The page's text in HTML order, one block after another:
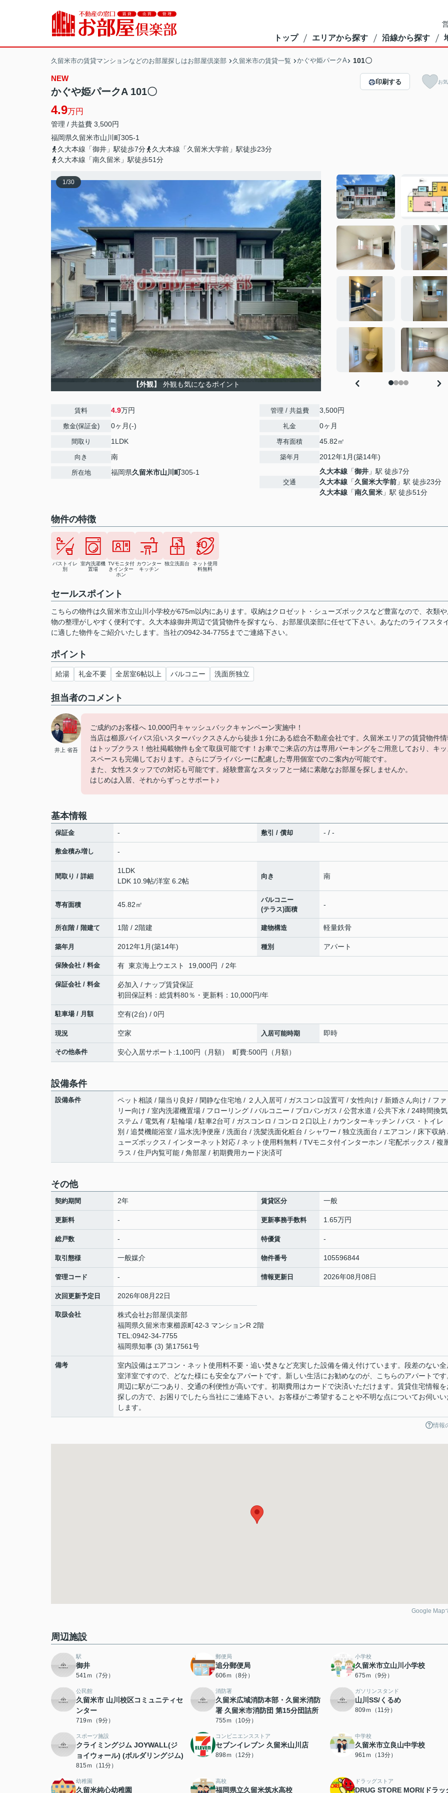
トップ エリアから探す 沿線から探す
久留米市の賃貸マンションなどのお部屋探しはお部屋倶楽部 久留米市の賃貸一覧 かぐや姫パークA 101〇
NEW
かぐや姫パークA 101〇
4.9万円
管理 / 共益費 3,500円
福岡県久留米市山川町305-1
久大本線「御井」駅徒歩7分
久大本線「久留米大学前」駅徒歩23分
久大本線「南久留米」駅徒歩51分
印刷する お
1/30
【外観】 外観も気になるポイント
賃料 4.9万円
敷金(保証金) 0ヶ月(-)
間取り 1LDK
向き 南
所在地 福岡県久留米市山川町305-1
管理 / 共益費 3,500円
礼金 0ヶ月
専有面積 45.82㎡
築年月 2012年1月(築14年)
交通
久大本線 「御井 」駅 徒歩7分
久大本線 「久留米大学前 」駅 徒歩23分
久大本線 「南久留米 」駅 徒歩51分
物件の特徴
バストイレ
別
室内洗濯機
置場
TVモニタ付
きインター
ホン
カウンター
キッチン
独立洗面台
ネット使用
料無料
セールスポイント
こちらの物件は久留米市立山川小学校が675m以内にあります。収納はクロゼット・シューズボックスなど豊富なので、衣類
物の整理がしやすく便利です。久大本線御井周辺で賃貸物件を探すなら、お部屋倶楽部に任せて下さい。あなたのライフスタ
に適した物件をご紹介いたします。当社の0942-34-7755までご連絡下さい。
ポイント
給湯 礼金不要 全居室6帖以上 バルコニー 洗面所独立
担当者のコメント
井上 省吾
ご成約のお客様へ 10,000円キャッシュバックキャンペーン実施中！
当店は櫛原バイパス沿いスターバックスさんから徒歩１分にある総合不動産会社です。久留米エリアの賃貸物件
はトップクラス！他社掲載物件も全て取扱可能です！お車でご来店の方は専用パーキングをご用意しており、キ
スペースも完備しております。さらにプライバシーに配慮した専用個室でのご案内が可能です。
また、女性スタッフでの対応も可能です。経験豊富なスタッフと一緒に素敵なお部屋を探しませんか。
はじめは入居、それからずっとサポート♪
基本情報
保証金 - 敷引 / 償却 - / -
敷金積み増し -
間取り / 詳細
1LDK
LDK 10.9帖/洋室 6.2帖
向き 南
専有面積 45.82㎡
バルコニー
(テラス)面積
-
所在階 / 階建て 1階 / 2階建 建物構造 軽量鉄骨
築年月 2012年1月(築14年) 種別 アパート
保険会社 / 料金 有 東京海上ウエスト 19,000円 / 2年
保証会社 / 料金
必加入 / ナップ賃貸保証
初回保証料：総賃料80％・更新料：10,000円/年
駐車場 / 月額 空有(2台) / 0円
現況 空家 入居可能時期 即時
その他条件 安心入居サポート:1,100円（月額） 町費:500円（月額）
設備条件
設備条件
ペット相談 / 陽当り良好 / 閑静な住宅地 / ２人入居可 / ガスコンロ設置可 / 女性向け / 新婚さん向け / ファ
リー向け / 室内洗濯機置場 / フローリング / バルコニー / プロパンガス / 公営水道 / 公共下水 / 24時間換
ステム / 電気有 / 駐輪場 / 駐車2台可 / ガスコンロ / コンロ２口以上 / カウンターキッチン / バス・トイレ
別 / 追焚機能浴室 / 温水洗浄便座 / 洗面台 / 洗髪洗面化粧台 / シャワー / 独立洗面台 / エアコン / 床下収納
ューズボックス / インターネット対応 / ネット使用料無料 / TVモニタ付インターホン / 宅配ボックス / 複
ラス / 住戸内覧可能 / 角部屋 / 初期費用カード決済可
その他
契約期間 2年 賃貸区分 一般
更新料 - 更新事務手数料 1.65万円
総戸数 - 特優賃 -
取引態様 一般媒介 物件番号 105596844
管理コード - 情報更新日 2026年08月08日
次回更新予定日 2026年08月22日
取扱会社
株式会社お部屋倶楽部
福岡県久留米市東櫛原町42-3 マンションR 2階
TEL:0942-34-7755
福岡県知事 (3) 第17561号
備考
室内設備はエアコン・ネット使用料不要・追い焚きなど充実した設備を備え付けています。段差のない全
室洋室ですので、どなた様にも安全なアパートです。新しい生活にお勧めなのが、こちらのアパートです
周辺に駅が二つあり、交通の利便性が高いです。初期費用はカードで決済いただけます。賃貸住宅情報を
探しの方で、お困りでしたら当社にご連絡下さい。お客様がご希望することや不明な点についてお伺いい
します。
情報
Google Map
周辺施設
駅
御井
541ｍ（7分）
郵便局
追分郵便局
606ｍ（8分）
小学校
久留米市立山川小学校
675ｍ（9分）
公民館
久留米市 山川校区コミュニティセ
ンター
719ｍ（9分）
消防署
久留米広域消防本部・久留米消防
署 久留米市消防団 第15分団詰所
755ｍ（10分）
ガソリンスタンド
山川SS/くるめ
809ｍ（11分）
スポーツ施設
クライミングジム JOYWALL(ジ
ョイウォール) (ボルダリングジム)
815ｍ（11分）
コンビニエンスストア
セブンイレブン 久留米山川店
898ｍ（12分）
中学校
久留米市立良山中学校
961ｍ（13分）
幼稚園
久留米純心幼稚園
高校
福岡県立久留米筑水高校
ドラッグストア
DRUG STORE MORI(ドラッ